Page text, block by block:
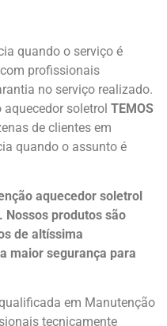
quando o serviço é
profissionais
no serviço realizado.
soletrol TEMOS
de clientes em
quando o assunto é
aquecedor soletrol
Nossos produtos são
de altíssima
maior segurança para
em Manutenção
tecnicamente